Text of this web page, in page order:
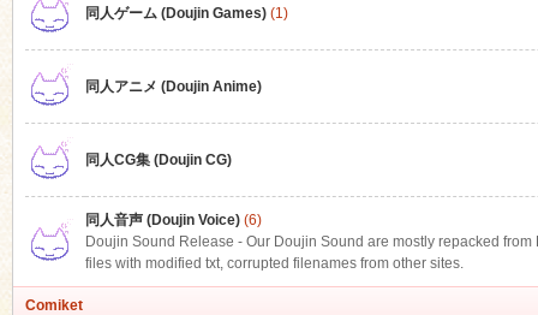
同人ゲーム (Doujin Games)(1)
同人アニメ (Doujin Anime)
同人CG集 (Doujin CG)
同人音声 (Doujin Voice)(6)
Doujin Sound Release - Our Doujin Sound are mostly repacked
files with modified txt, corrupted filenames from other sites.
Comiket